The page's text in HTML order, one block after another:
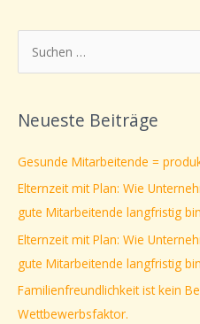
u
h
n
a
c
h
:
Neueste Beiträge
Gesunde Mitarbeitende =
Elternzeit mit Plan: Wie
gute Mitarbeitende langfristig
Elternzeit mit Plan: Wie
gute Mitarbeitende langfristig
Familienfreundlichkeit ist kein
Wettbewerbsfaktor.